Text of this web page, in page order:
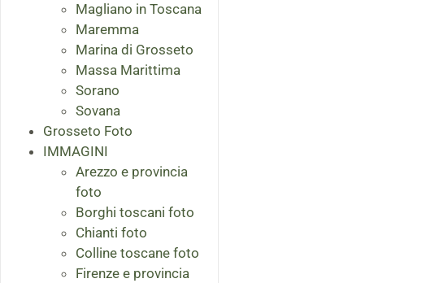
Magliano in Toscana
Maremma
Marina di Grosseto
Massa Marittima
Sorano
Sovana
Grosseto Foto
IMMAGINI
Arezzo e provincia
foto
Borghi toscani foto
Chianti foto
Colline toscane foto
Firenze e provincia